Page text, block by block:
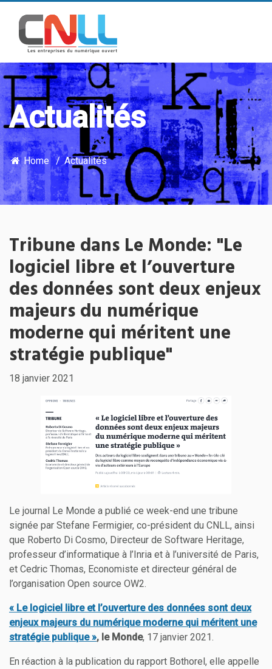
Actualités
Home Actualités
Tribune dans Le Monde: "Le
logiciel libre et l’ouverture
des données sont deux enjeux
majeurs du numérique
moderne qui méritent une
stratégie publique"
18 janvier 2021
Le journal Le Monde a publié ce week-end une tribune
signée par Stefane Fermigier, co-président du CNLL, ainsi
que Roberto Di Cosmo, Directeur de Software Heritage,
professeur d’informatique à l’Inria et à l’université de Paris,
et Cedric Thomas, Economiste et directeur général de
l’organisation Open source OW2.
« Le logiciel libre et l’ouverture des données sont deux
enjeux majeurs du numérique moderne qui méritent une
stratégie publique », le Monde, 17 janvier 2021.
En réaction à la publication du rapport Bothorel, elle appelle